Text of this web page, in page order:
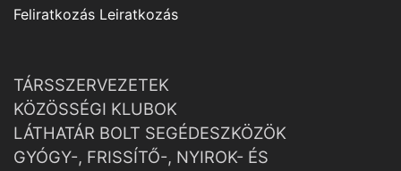
Feliratkozás Leiratkozás
TÁRSSZERVEZETEK
KÖZÖSSÉGI KLUBOK
LÁTHATÁR BOLT SEGÉDESZKÖZÖK
GYÓGY-, FRISSÍTŐ-, NYIROK- ÉS